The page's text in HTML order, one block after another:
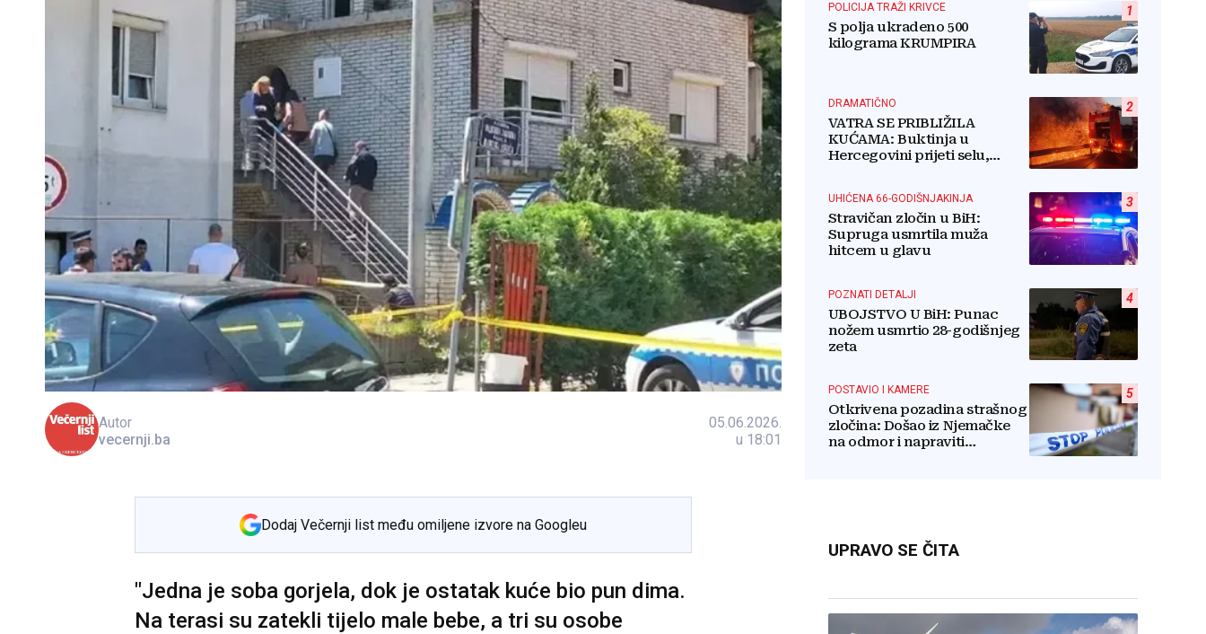
Autor
vecernji.ba
05.06.2026.
u 18:01
Dodaj Večernji list među omiljene izvore na Googleu
"Jedna je soba gorjela, dok je ostatak kuće bio pun dima.
Na terasi su zatekli tijelo male bebe, a tri su osobe
1
POLICIJA TRAŽI KRIVCE
S polja ukradeno 500
kilograma KRUMPIRA
2
DRAMATIČNO
VATRA SE PRIBLIŽILA
KUĆAMA: Buktinja u
Hercegovini prijeti selu,
3
UHIĆENA 66-GODIŠNJAKINJA
Stravičan zločin u BiH:
Supruga usmrtila muža
hitcem u glavu
4
POZNATI DETALJI
UBOJSTVO U BiH: Punac
nožem usmrtio 28-godišnjeg
zeta
5
POSTAVIO I KAMERE
Otkrivena pozadina strašnog
zločina: Došao iz Njemačke
na odmor i napraviti
UPRAVO SE ČITA